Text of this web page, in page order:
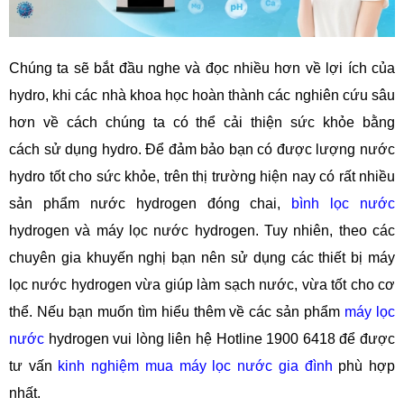
Chúng ta sẽ bắt đầu nghe và đọc nhiều hơn về lợi ích của
hydro, khi các nhà khoa học hoàn thành các nghiên cứu sâu
hơn về cách chúng ta có thể cải thiện sức khỏe bằng
cách sử dụng hydro. Để đảm bảo bạn có được lượng nước
hydro tốt cho sức khỏe, trên thị trường hiện nay có rất nhiều
sản phẩm nước hydrogen đóng chai,
bình lọc nước
hydrogen và máy lọc nước hydrogen. Tuy nhiên, theo các
chuyên gia khuyến nghị bạn nên sử dụng các thiết bị máy
lọc nước hydrogen vừa giúp làm sạch nước, vừa tốt cho cơ
thể. Nếu bạn muốn tìm hiểu thêm về các sản phẩm máy lọc
nước hydrogen vui lòng liên hệ Hotline 1900 6418 để được
tư vấn kinh nghiệm mua máy lọc nước gia đình phù hợp
nhất.